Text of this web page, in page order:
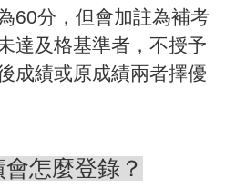
60分，但會加註為補考
達及格基準者，不授予
成績或原成績兩者擇優
怎麼登錄？